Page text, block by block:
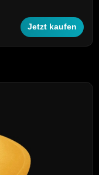
Jetzt kaufen